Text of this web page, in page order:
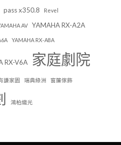
pass x350.8 Revel
AV YAMAHA RX-A2A
YAMAHA RX-A8A
RX-V6A 家庭劇院
謙家園 瑞典綠洲 窗簾傢飾
鴻柏織光